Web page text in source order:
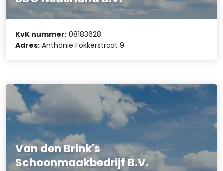
KvK nummer: 08183628
Adres: Anthonie Fokkerstraat 9
Van den Brink's
Schoonmaakbedrijf B.V.